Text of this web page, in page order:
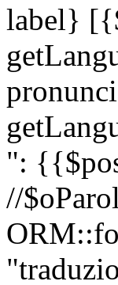
label}
":
//